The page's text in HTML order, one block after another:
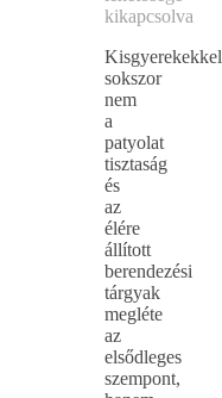
kikapcsolva
Kisgyerekekkel
sokszor
nem
a
patyolat
tisztaság
és
az
élére
állított
berendezési
tárgyak
megléte
az
elsődleges
szempont,